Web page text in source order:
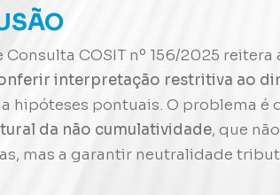
Consulta COSIT nº 156/2025
interpretação restritiva ao
hipóteses pontuais. O problema é
da não cumulatividade, que
mas a garantir neutralidade